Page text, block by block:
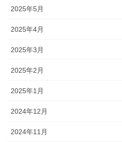
2025年5月
2025年4月
2025年3月
2025年2月
2025年1月
2024年12月
2024年11月